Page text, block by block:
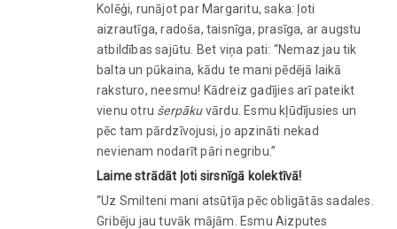
Kolēģi, runājot par Margaritu, saka: ļoti
aizrautīga, radoša, taisnīga, prasīga, ar augstu
atbildības sajūtu. Bet viņa pati: “Nemaz jau tik
balta un pūkaina, kādu te mani pēdējā laikā
raksturo, neesmu! Kādreiz gadījies arī pateikt
vienu otru šerpākuvārdu. Esmu kļūdījusies un
pēc tam pārdzīvojusi, jo apzināti nekad
nevienam nodarīt pāri negribu.”
Laime strādāt ļoti sirsnīgā kolektīvā!
“Uz Smilteni mani atsūtīja pēc obligātās sadales.
Gribēju jau tuvāk mājām. Esmu Aizputes